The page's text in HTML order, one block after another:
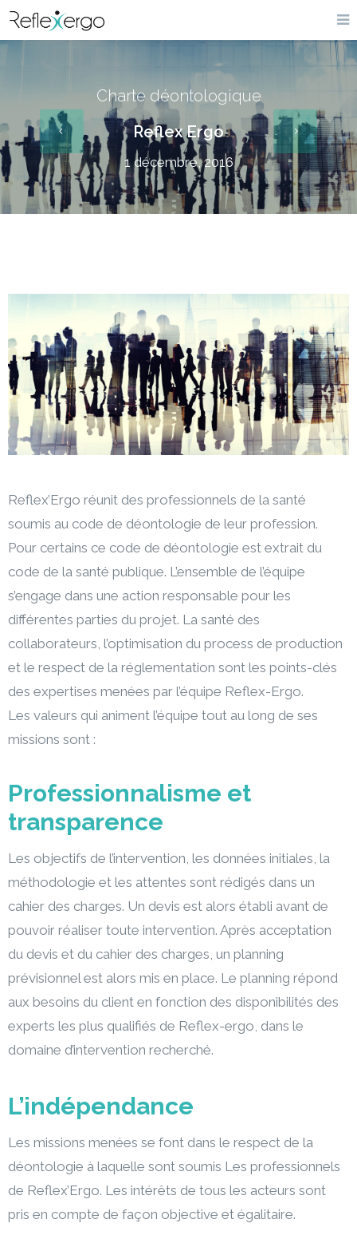
Charte déontologique
Reflex Ergo
1 décembre, 2016
Reflex’Ergo réunit des professionnels de la santé
soumis au code de déontologie de leur profession.
Pour certains ce code de déontologie est extrait du
code de la santé publique. L’ensemble de l’équipe
s’engage dans une action responsable pour les
différentes parties du projet. La santé des
collaborateurs, l’optimisation du process de production
et le respect de la réglementation sont les points-clés
des expertises menées par l’équipe Reflex-Ergo.
Les valeurs qui animent l’équipe tout au long de ses
missions sont :
Professionnalisme et
transparence
Les objectifs de l’intervention, les données initiales, la
méthodologie et les attentes sont rédigés dans un
cahier des charges. Un devis est alors établi avant de
pouvoir réaliser toute intervention. Après acceptation
du devis et du cahier des charges, un planning
prévisionnel est alors mis en place. Le planning répond
aux besoins du client en fonction des disponibilités des
experts les plus qualifiés de Reflex-ergo, dans le
domaine d’intervention recherché.
L’indépendance
Les missions menées se font dans le respect de la
déontologie à laquelle sont soumis Les professionnels
de Reflex’Ergo. Les intérêts de tous les acteurs sont
pris en compte de façon objective et égalitaire.